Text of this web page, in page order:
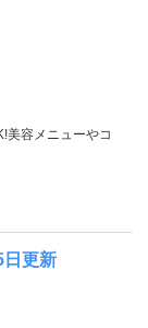
美容メニューやコ
日更新